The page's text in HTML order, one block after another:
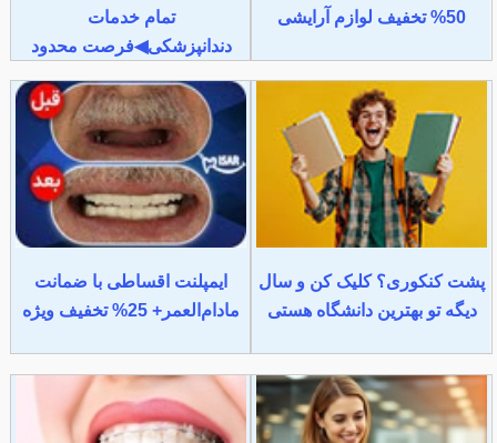
50% تخفیف لوازم آرایشی
تمام خدمات
دندانپزشکی◀فرصت محدود
پشت کنکوری؟ کلیک کن و سال
دیگه تو بهترین دانشگاه هستی
ایمپلنت اقساطی با ضمانت
مادام‌العمر+ 25% تخفیف ویژه